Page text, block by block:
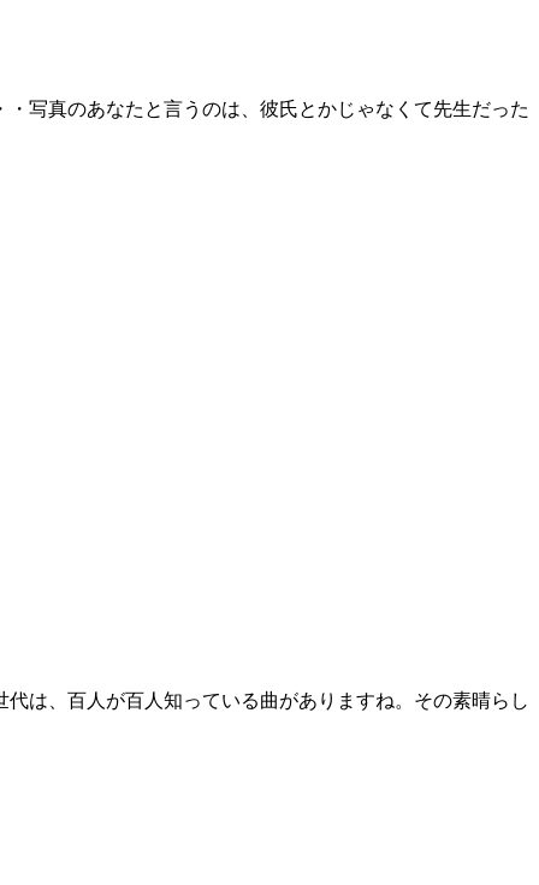
写真のあなたと言うのは、彼氏とかじゃなくて先生だった
は、百人が百人知っている曲がありますね。その素晴らし